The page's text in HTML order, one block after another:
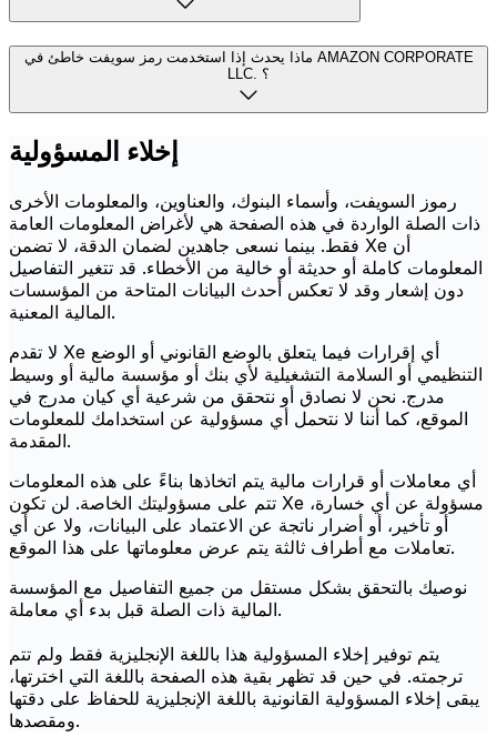
ماذا يحدث إذا استخدمت رمز سويفت خاطئ في AMAZON CORPORATE
LLC. ؟
إخلاء المسؤولية
رموز السويفت، وأسماء البنوك، والعناوين، والمعلومات الأخرى
ذات الصلة الواردة في هذه الصفحة هي لأغراض المعلومات العامة
فقط. بينما نسعى جاهدين لضمان الدقة، لا تضمن Xe أن
المعلومات كاملة أو حديثة أو خالية من الأخطاء. قد تتغير التفاصيل
دون إشعار وقد لا تعكس أحدث البيانات المتاحة من المؤسسات
المالية المعنية.
لا تقدم Xe أي إقرارات فيما يتعلق بالوضع القانوني أو الوضع
التنظيمي أو السلامة التشغيلية لأي بنك أو مؤسسة مالية أو وسيط
مدرج. نحن لا نصادق أو نتحقق من شرعية أي كيان مدرج في
الموقع، كما أننا لا نتحمل أي مسؤولية عن استخدامك للمعلومات
المقدمة.
أي معاملات أو قرارات مالية يتم اتخاذها بناءً على هذه المعلومات
تتم على مسؤوليتك الخاصة. لن تكون Xe مسؤولة عن أي خسارة،
أو تأخير، أو أضرار ناتجة عن الاعتماد على البيانات، ولا عن أي
تعاملات مع أطراف ثالثة يتم عرض معلوماتها على هذا الموقع.
نوصيك بالتحقق بشكل مستقل من جميع التفاصيل مع المؤسسة
المالية ذات الصلة قبل بدء أي معاملة.
يتم توفير إخلاء المسؤولية هذا باللغة الإنجليزية فقط ولم تتم
ترجمته. في حين قد تظهر بقية هذه الصفحة باللغة التي اخترتها،
يبقى إخلاء المسؤولية القانونية باللغة الإنجليزية للحفاظ على دقتها
ومقصدها.